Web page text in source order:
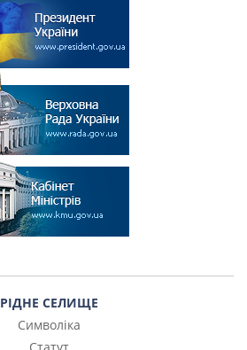
РІДНЕ СЕЛИЩЕ
Символіка